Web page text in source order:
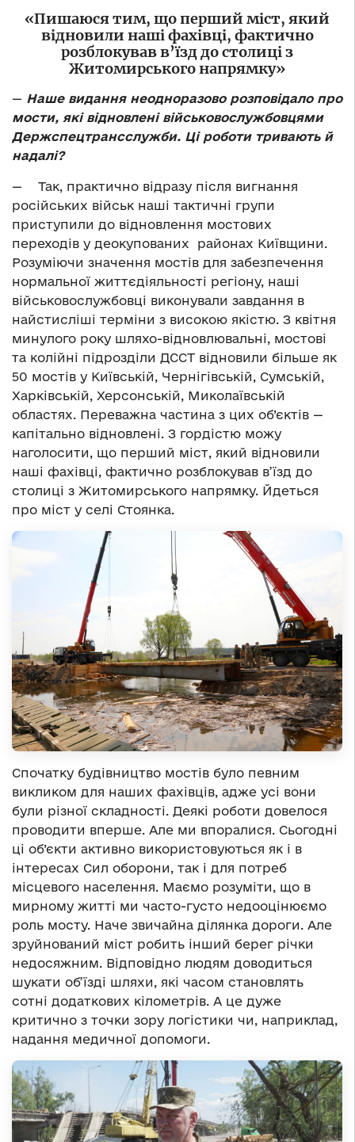
«Пишаюся тим, що перший міст, який
відновили наші фахівці, фактично
розблокував в’їзд до столиці з
Житомирського напрямку»
— Наше видання неодноразово розповідало про
мости, які відновлені військовослужбовцями
Держспецтрансслужби. Ці роботи тривають й
надалі?
— Так, практично відразу після вигнання
російських військ наші тактичні групи
приступили до відновлення мостових
переходів у деокупованих районах Київщини.
Розуміючи значення мостів для забезпечення
нормальної життєдіяльності регіону, наші
військовослужбовці виконували завдання в
найстисліші терміни з високою якістю. З квітня
минулого року шляхо-відновлювальні, мостові
та колійні підрозділи ДССТ відновили більше як
50 мостів у Київській, Чернігівській, Сумській,
Харківській, Херсонській, Миколаївській
областях. Переважна частина з цих об’єктів —
капітально відновлені. З гордістю можу
наголосити, що перший міст, який відновили
наші фахівці, фактично розблокував в’їзд до
столиці з Житомирського напрямку. Йдеться
про міст у селі Стоянка.
Спочатку будівництво мостів було певним
викликом для наших фахівців, адже усі вони
були різної складності. Деякі роботи довелося
проводити вперше. Але ми впоралися. Сьогодні
ці об’єкти активно використовуються як і в
інтересах Сил оборони, так і для потреб
місцевого населення. Маємо розуміти, що в
мирному житті ми часто-густо недооцінюємо
роль мосту. Наче звичайна ділянка дороги. Але
зруйнований міст робить інший берег річки
недосяжним. Відповідно людям доводиться
шукати об’їзді шляхи, які часом становлять
сотні додаткових кілометрів. А це дуже
критично з точки зору логістики чи, наприклад,
надання медичної допомоги.